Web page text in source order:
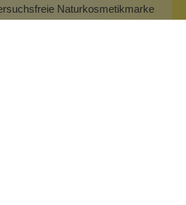
Naturkosmetikmarke